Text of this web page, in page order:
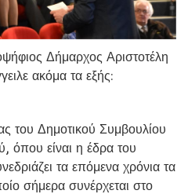
Δήμαρχος Αριστοτέλη
ακόμα τα εξής:
του Δημοτικού Συμβουλίου
όπου είναι η έδρα του
τα επόμενα χρόνια τα
σήμερα συνέρχεται στο